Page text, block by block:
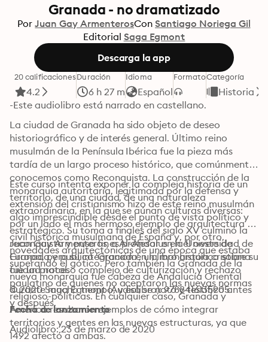
Granada - no dramatizado
Por Juan Gay ArmenterosCon Santiago Noriega Gil
Editorial Saga Egmont
Descarga la app
20 calificaciones
4.2
Duración
6 h 27 m
Idioma
Español
FormatoCategoría
Historia
-Este audiolibro está narrado en castellano.
La ciudad de Granada ha sido objeto de deseo
historiográfico y de interés general. Último reino
musulmán de la Península Ibérica fue la pieza más
tardía de un largo proceso histórico, que comúnmente
conocemos como Reconquista. La construcción de la
monarquía autoritaria, legitimada por la defensa y
extensión del cristianismo hizo de este reino musulmán
algo imprescindible desde el punto de vista político y
estratégico. Su toma a finales del siglo XV culminó la
reconquista y puso fin a Al-Andalus en el oeste de
Europa, pero su integración en la monarquía cristiana
fue un proceso complejo de culturización y rechazo
paulatino de quienes no aceptaron las nuevas normas
religioso-políticas. En cualquier caso, Granada y
América resultaron ejemplos de cómo integrar
territorios y gentes en las nuevas estructuras, ya que
1492 afectó a ambas.
Este curso intenta exponer la compleja historia de un
territorio, de una ciudad, de una naturaleza
extraordinaria, en la que se aúnan culturas diversas:
por un lado el más hermoso ejemplo de arquitectura
civil histórica musulmana de España y, por otro,
novedades arquitectónicas de una época que estaba
superando el gótico. Pero también la Granada de la
nueva monarquía fue cabeza de Andalucía Oriental
durante mucho tiempo, y eso se notó y testificó antes
y después.
Juan Gay Armenteros es profesor en la Universidad de
Granada y publicó 'Granada', un libro histórico sobre su
ciudad natal.
© 2020 Saga Egmont (Audiolibro): 9788416135905
Fecha de lanzamiento
Audiolibro: 23 de marzo de 2020